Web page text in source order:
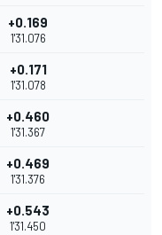
+0.169
1'31.076
+0.171
1'31.078
+0.460
1'31.367
+0.469
1'31.376
+0.543
1'31.450